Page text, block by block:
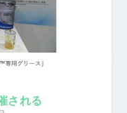
される